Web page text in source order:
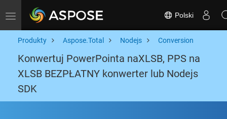
Toggle navigation Polski
Produkty Aspose.Total Nodejs Conversion
Konwertuj PowerPointa naXLSB, PPS na
XLSB BEZPŁATNY konwerter lub Nodejs
SDK